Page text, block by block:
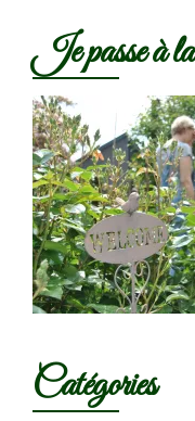
Je passe à
Catégories